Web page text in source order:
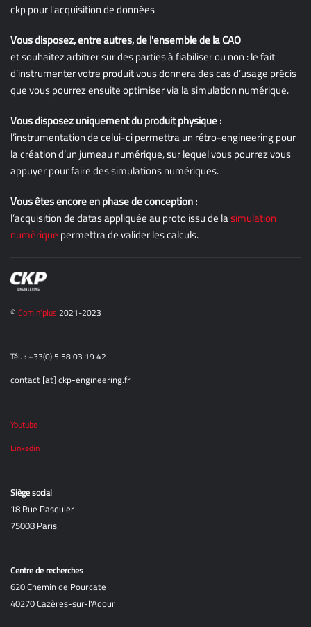
Vous disposez, entre autres, de l'ensemble de la CAO
et souhaitez arbitrer sur des parties à fiabiliser ou non : le fait
d’instrumenter votre produit vous donnera des cas d’usage précis
que vous pourrez ensuite optimiser via la simulation numérique.
Vous disposez uniquement du produit physique :
l’instrumentation de celui-ci permettra un rétro-engineering pour
la création d’un jumeau numérique, sur lequel vous pourrez vous
appuyer pour faire des simulations numériques.
Vous êtes encore en phase de conception :
l’acquisition de datas appliquée au proto issu de lasimulation
numérique permettra de valider les calculs.
© Com n'plus 2021-2023
Tél. : +33(0) 5 58 03 19 42
contact [at] ckp-engineering.fr
Youtube
Linkedin
Siège social
18 Rue Pasquier
75008 Paris
Centre de recherches
620 Chemin de Pourcate
40270 Cazères-sur-l'Adour